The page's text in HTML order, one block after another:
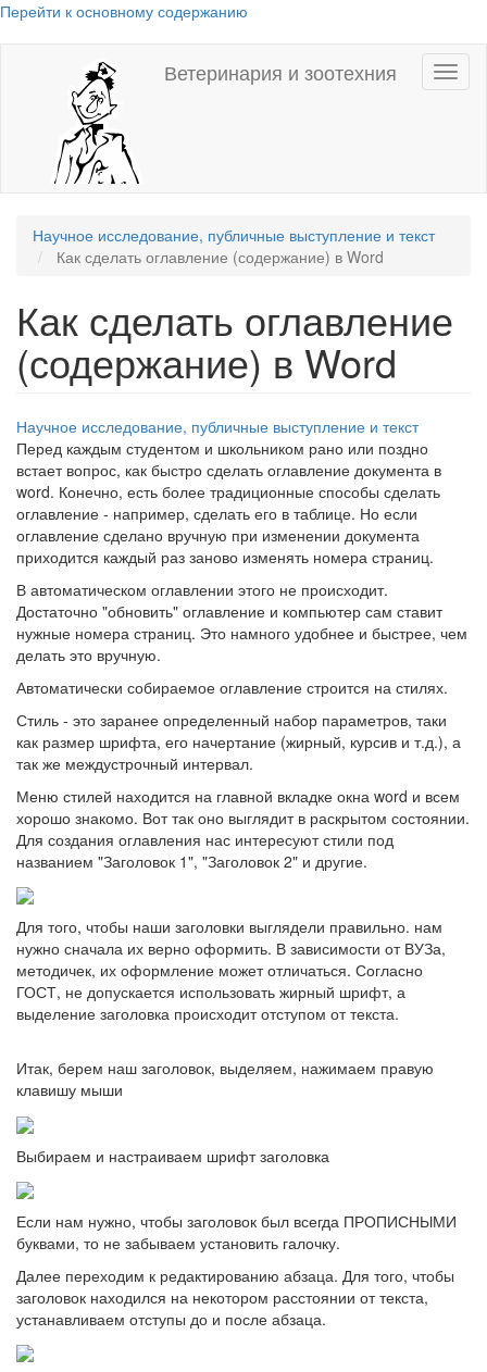
Перейти к основному содержанию
Ветеринария и зоотехния
Научное исследование, публичные выступление и текст
Как сделать оглавление (содержание) в Word
Как сделать оглавление
(содержание) в Word
Научное исследование, публичные выступление и текст
Перед каждым студентом и школьником рано или поздно
встает вопрос, как быстро сделать оглавление документа в
word. Конечно, есть более традиционные способы сделать
оглавление - например, сделать его в таблице. Но если
оглавление сделано вручную при изменении документа
приходится каждый раз заново изменять номера страниц.
В автоматическом оглавлении этого не происходит.
Достаточно "обновить" оглавление и компьютер сам ставит
нужные номера страниц. Это намного удобнее и быстрее, чем
делать это вручную.
Автоматически собираемое оглавление строится на стилях.
Стиль - это заранее определенный набор параметров, таки
как размер шрифта, его начертание (жирный, курсив и т.д.), а
так же междустрочный интервал.
Меню стилей находится на главной вкладке окна word и всем
хорошо знакомо. Вот так оно выглядит в раскрытом состоянии.
Для создания оглавления нас интересуют стили под
названием "Заголовок 1", "Заголовок 2" и другие.
Для того, чтобы наши заголовки выглядели правильно. нам
нужно сначала их верно оформить. В зависимости от ВУЗа,
методичек, их оформление может отличаться. Согласно
ГОСТ, не допускается использовать жирный шрифт, а
выделение заголовка происходит отступом от текста.
Итак, берем наш заголовок, выделяем, нажимаем правую
клавишу мыши
Выбираем и настраиваем шрифт заголовка
Если нам нужно, чтобы заголовок был всегда ПРОПИСНЫМИ
буквами, то не забываем установить галочку.
Далее переходим к редактированию абзаца. Для того, чтобы
заголовок находился на некотором расстоянии от текста,
устанавливаем отступы до и после абзаца.